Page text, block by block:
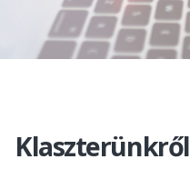
Klaszterünkről